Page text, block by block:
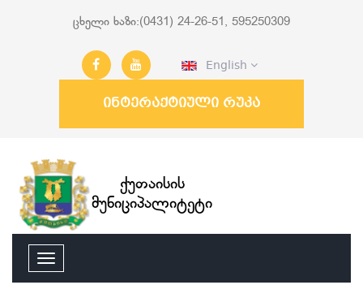
ცხელი ხაზი:(0431) 24-26-51, 595250309
English
ინტერაქტიული რუკა
ქუთაისის
მუნიციპალიტეტი